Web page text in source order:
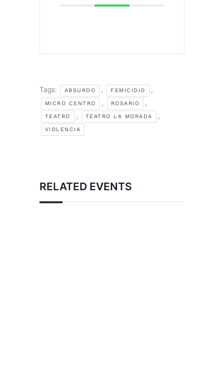
Tags: ABSURDO , FEMICIDIO ,
MICRO CENTRO , ROSARIO ,
TEATRO , TEATRO LA MORADA ,
VIOLENCIA
RELATED EVENTS